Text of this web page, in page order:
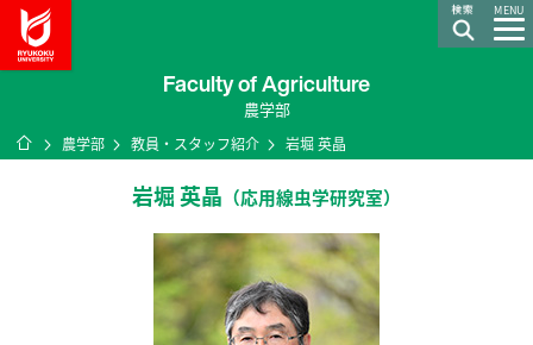
MENU
Faculty of Agriculture
農学部
ホーム
農学部 教員・スタッフ紹介 岩堀 英晶
岩堀 英晶 （応用線虫学研究室）